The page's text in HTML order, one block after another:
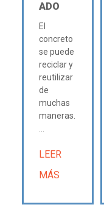
ADO
El
concreto
se puede
reciclar y
reutilizar
de
muchas
maneras.
...
LEER
MÁS